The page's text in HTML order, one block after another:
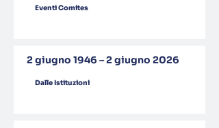
Eventi Comites
2 giugno 1946 – 2 giugno 2026
Dalle Istituzioni